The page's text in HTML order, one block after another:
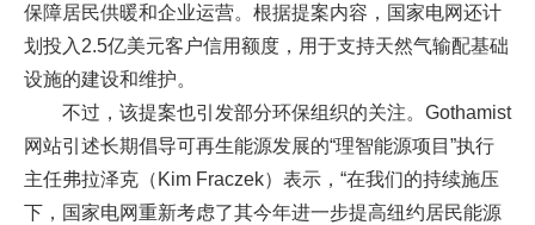
保障居民供暖和企业运营。根据提案内容，国家电网还计
划投入2.5亿美元客户信用额度，用于支持天然气输配基础
设施的建设和维护。
不过，该提案也引发部分环保组织的关注。Gothamist
网站引述长期倡导可再生能源发展的“理智能源项目”执行
主任弗拉泽克（Kim Fraczek）表示，“在我们的持续施压
下，国家电网重新考虑了其今年进一步提高纽约居民能源